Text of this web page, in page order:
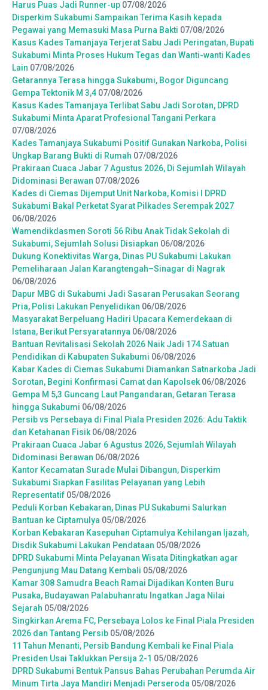
Harus Puas Jadi Runner-up 07/08/2026
Disperkim Sukabumi Sampaikan Terima Kasih kepada
Pegawai yang Memasuki Masa Purna Bakti 07/08/2026
Kasus Kades Tamanjaya Terjerat Sabu Jadi Peringatan, Bupati
Sukabumi Minta Proses Hukum Tegas dan Wanti-wanti Kades
Lain 07/08/2026
Getarannya Terasa hingga Sukabumi, Bogor Diguncang
Gempa Tektonik M 3,4 07/08/2026
Kasus Kades Tamanjaya Terlibat Sabu Jadi Sorotan, DPRD
Sukabumi Minta Aparat Profesional Tangani Perkara
07/08/2026
Kades Tamanjaya Sukabumi Positif Gunakan Narkoba, Polisi
Ungkap Barang Bukti di Rumah 07/08/2026
Prakiraan Cuaca Jabar 7 Agustus 2026, Di Sejumlah Wilayah
Didominasi Berawan 07/08/2026
Kades di Ciemas Dijemput Unit Narkoba, Komisi I DPRD
Sukabumi Bakal Perketat Syarat Pilkades Serempak 2027
06/08/2026
Wamendikdasmen Soroti 56 Ribu Anak Tidak Sekolah di
Sukabumi, Sejumlah Solusi Disiapkan 06/08/2026
Dukung Konektivitas Warga, Dinas PU Sukabumi Lakukan
Pemeliharaan Jalan Karangtengah–Sinagar di Nagrak
06/08/2026
Dapur MBG di Sukabumi Jadi Sasaran Perusakan Seorang
Pria, Polisi Lakukan Penyelidikan 06/08/2026
Masyarakat Berpeluang Hadiri Upacara Kemerdekaan di
Istana, Berikut Persyaratannya 06/08/2026
Bantuan Revitalisasi Sekolah 2026 Naik Jadi 174 Satuan
Pendidikan di Kabupaten Sukabumi 06/08/2026
Kabar Kades di Ciemas Sukabumi Diamankan Satnarkoba Jadi
Sorotan, Begini Konfirmasi Camat dan Kapolsek 06/08/2026
Gempa M 5,3 Guncang Laut Pangandaran, Getaran Terasa
hingga Sukabumi 06/08/2026
Persib vs Persebaya di Final Piala Presiden 2026: Adu Taktik
dan Ketahanan Fisik 06/08/2026
Prakiraan Cuaca Jabar 6 Agustus 2026, Sejumlah Wilayah
Didominasi Berawan 06/08/2026
Kantor Kecamatan Surade Mulai Dibangun, Disperkim
Sukabumi Siapkan Fasilitas Pelayanan yang Lebih
Representatif 05/08/2026
Peduli Korban Kebakaran, Dinas PU Sukabumi Salurkan
Bantuan ke Ciptamulya 05/08/2026
Korban Kebakaran Kasepuhan Ciptamulya Kehilangan Ijazah,
Disdik Sukabumi Lakukan Pendataan 05/08/2026
DPRD Sukabumi Minta Pelayanan Wisata Ditingkatkan agar
Pengunjung Mau Datang Kembali 05/08/2026
Kamar 308 Samudra Beach Ramai Dijadikan Konten Buru
Pusaka, Budayawan Palabuhanratu Ingatkan Jaga Nilai
Sejarah 05/08/2026
Singkirkan Arema FC, Persebaya Lolos ke Final Piala Presiden
2026 dan Tantang Persib 05/08/2026
11 Tahun Menanti, Persib Bandung Kembali ke Final Piala
Presiden Usai Taklukkan Persija 2-1 05/08/2026
DPRD Sukabumi Bentuk Pansus Bahas Perubahan Perumda Air
Minum Tirta Jaya Mandiri Menjadi Perseroda 05/08/2026